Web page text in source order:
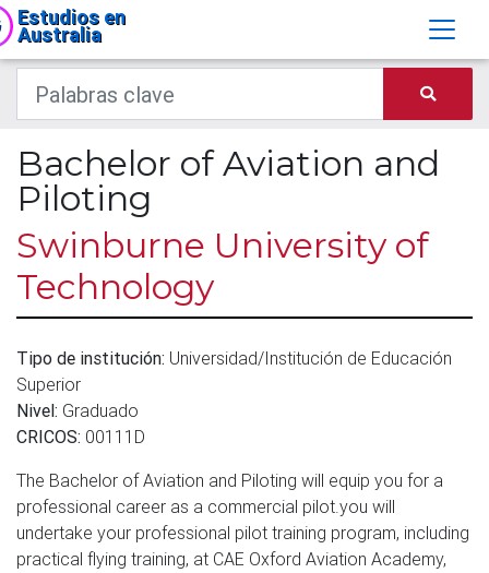
Estudios en
Australia
Bachelor of Aviation and
Piloting
Swinburne University of
Technology
Tipo de institución: Universidad/Institución de Educación
Superior
Nivel: Graduado
CRICOS: 00111D
The Bachelor of Aviation and Piloting will equip you for a
professional career as a commercial pilot.you will
undertake your professional pilot training program, including
practical flying training, at CAE Oxford Aviation Academy,